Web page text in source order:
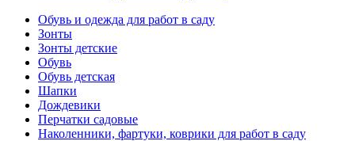
Обувь и одежда для работ в саду
Зонты
Зонты детские
Обувь
Обувь детская
Шапки
Дождевики
Перчатки садовые
Наколенники, фартуки, коврики для работ в саду